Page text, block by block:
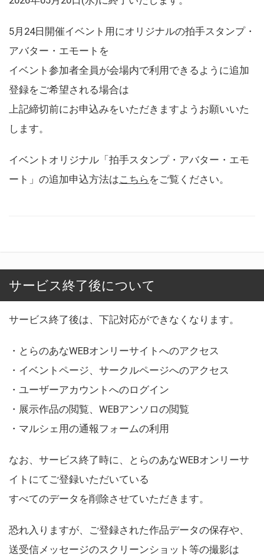
5月24日開催イベント用にオリジナルの拍手スタンプ・
アバター・エモートを
イベント参加者全員が会場内で利用できるように追加
登録をご希望される場合は
上記締切前にお申込みをいただきますようお願いいた
します。
イベントオリジナル「拍手スタンプ・アバター・エモ
ート」の追加申込方法はこちら をご覧ください。
サービス終了後について
サービス終了後は、下記対応ができなくなります。
・とらのあなWEBオンリーサイトへのアクセス
・イベントページ、サークルページへのアクセス
・ユーザーアカウントへのログイン
・展示作品の閲覧、WEBアンソロの閲覧
・マルシェ用の通報フォームの利用
なお、サービス終了時に、とらのあなWEBオンリーサ
イトにてご登録いただいている
すべてのデータを削除させていただきます。
恐れ入りますが、ご登録された作品データの保存や、
送受信メッセージのスクリーンショット等の撮影は